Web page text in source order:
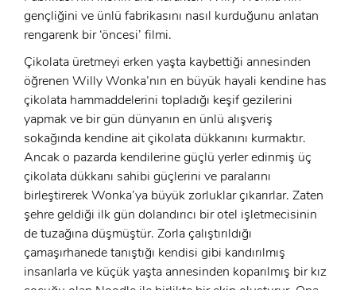
gençliğini ve ünlü fabrikasını nasıl kurduğunu anlatan
rengarenk bir ‘öncesi’ filmi.
Çikolata üretmeyi erken yaşta kaybettiği annesinden
öğrenen Willy Wonka’nın en büyük hayali kendine has
çikolata hammaddelerini topladığı keşif gezilerini
yapmak ve bir gün dünyanın en ünlü alışveriş
sokağında kendine ait çikolata dükkanını kurmaktır.
Ancak o pazarda kendilerine güçlü yerler edinmiş üç
çikolata dükkanı sahibi güçlerini ve paralarını
birleştirerek Wonka’ya büyük zorluklar çıkarırlar. Zaten
şehre geldiği ilk gün dolandırıcı bir otel işletmecisinin
de tuzağına düşmüştür. Zorla çalıştırıldığı
çamaşırhanede tanıştığı kendisi gibi kandırılmış
insanlarla ve küçük yaşta annesinden koparılmış bir kız